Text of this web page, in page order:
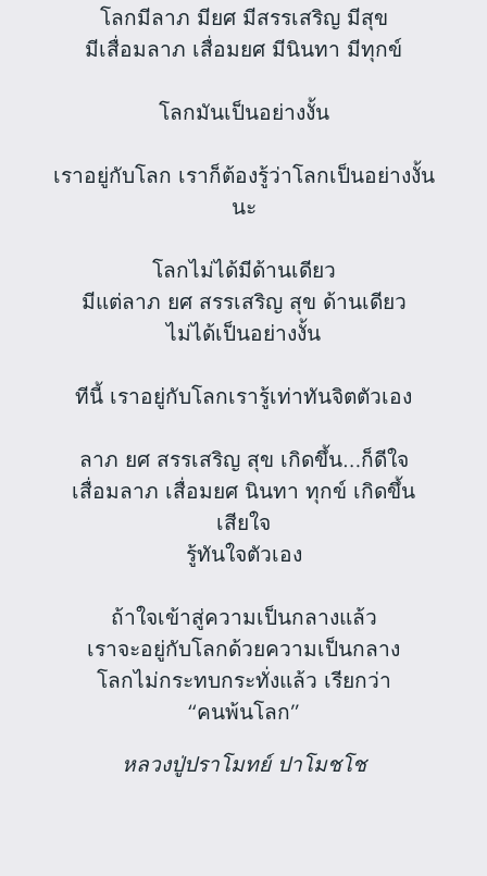
โลกมีลาภ มียศ มีสรรเสริญ มีสุข
มีเสื่อมลาภ เสื่อมยศ มีนินทา มีทุกข์
โลกมันเป็นอย่างงั้น
เราอยู่กับโลก เราก็ต้องรู้ว่าโลกเป็นอย่างงั้น
นะ
โลกไม่ได้มีด้านเดียว
มีแต่ลาภ ยศ สรรเสริญ สุข ด้านเดียว
ไม่ได้เป็นอย่างงั้น
ทีนี้ เราอยู่กับโลกเรารู้เท่าทันจิตตัวเอง
ลาภ ยศ สรรเสริญ สุข เกิดขึ้น…ก็ดีใจ
เสื่อมลาภ เสื่อมยศ นินทา ทุกข์ เกิดขึ้น
เสียใจ
รู้ทันใจตัวเอง
ถ้าใจเข้าสู่ความเป็นกลางแล้ว
เราจะอยู่กับโลกด้วยความเป็นกลาง
โลกไม่กระทบกระทั่งแล้ว เรียกว่า
“คนพ้นโลก”
หลวงปู่ปราโมทย์ ปาโมชโช